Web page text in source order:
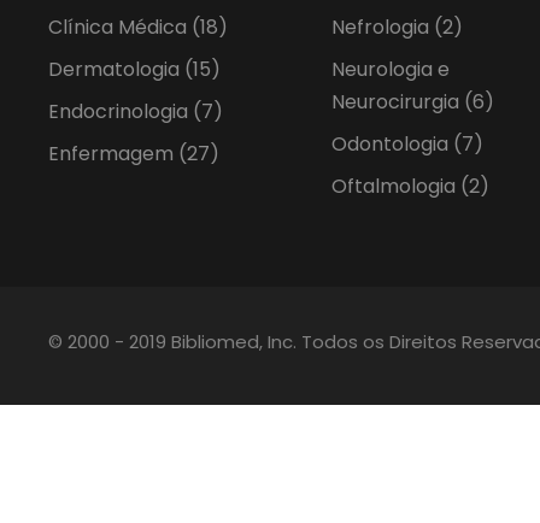
Clínica Médica (18)
Dermatologia (15)
Endocrinologia (7)
Enfermagem (27)
Nefrologia (2)
Neurologia e
Neurocirurgia (6)
Odontologia (7)
Oftalmologia (2)
© 2000 - 2019 Bibliomed, Inc. Todos os Direitos